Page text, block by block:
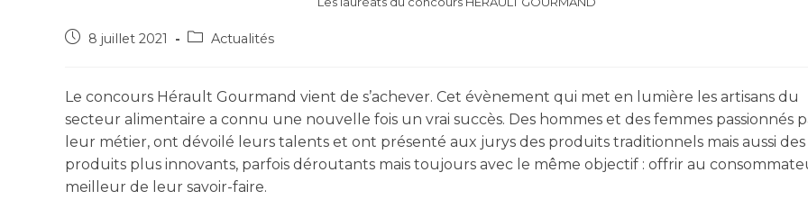
8 juillet 2021 Actualités
Le concours Hérault Gourmand vient de s’achever. Cet évènement qui met en lumière les artisans du
secteur alimentaire a connu une nouvelle fois un vrai succès. Des hommes et des femmes passionnés
leur métier, ont dévoilé leurs talents et ont présenté aux jurys des produits traditionnels mais aussi des
produits plus innovants, parfois déroutants mais toujours avec le même objectif : offrir au
meilleur de leur savoir-faire.